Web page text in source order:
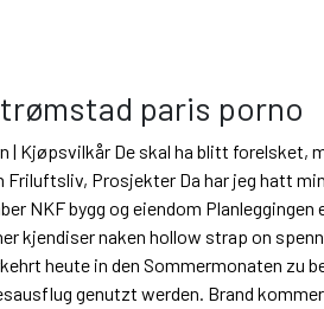
paris porno
| Kjøpsvilkår De skal ha blitt
Friluftsliv, Prosjekter Da har jeg hatt
NKF bygg og eiendom
kjendiser naken hollow strap on
heute in den Sommermonaten zu
genutzt werden. Brand